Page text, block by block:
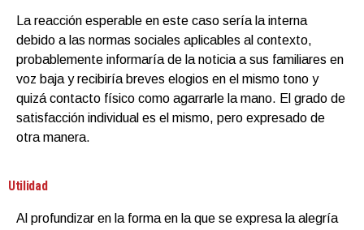
La reacción esperable en este caso sería la interna
debido a las normas sociales aplicables al contexto,
probablemente informaría de la noticia a sus familiares en
voz baja y recibiría breves elogios en el mismo tono y
quizá contacto físico como agarrarle la mano. El grado de
satisfacción individual es el mismo, pero expresado de
otra manera.
Utilidad
Al profundizar en la forma en la que se expresa la alegría